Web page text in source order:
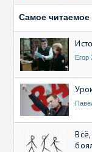
Самое читаемое
Егор